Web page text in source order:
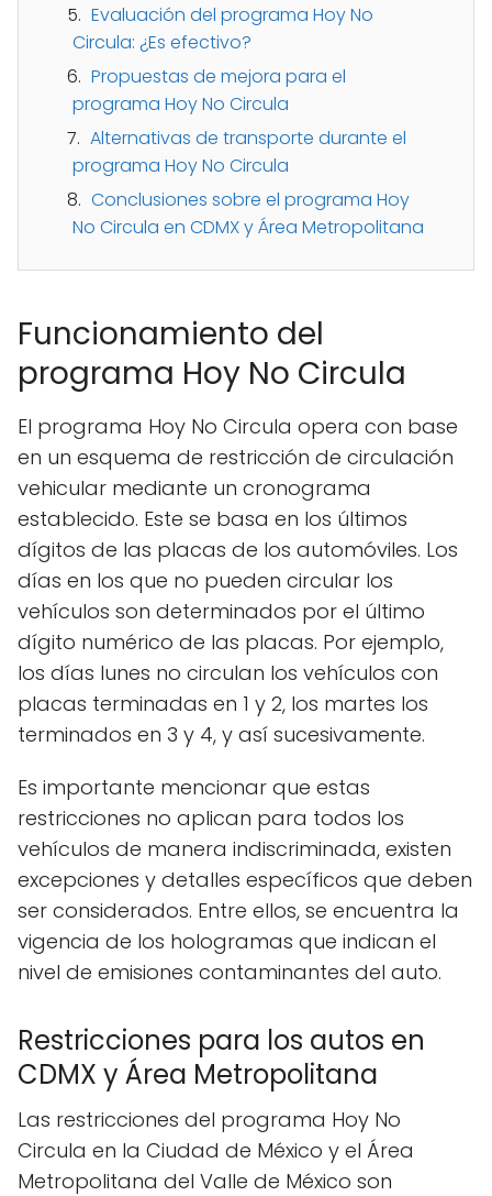
Evaluación del programa Hoy No
Circula: ¿Es efectivo?
Propuestas de mejora para el
programa Hoy No Circula
Alternativas de transporte durante el
programa Hoy No Circula
Conclusiones sobre el programa Hoy
No Circula en CDMX y Área Metropolitana
Funcionamiento del
programa Hoy No Circula
El programa Hoy No Circula opera con base
en un esquema de restricción de circulación
vehicular mediante un cronograma
establecido. Este se basa en los últimos
dígitos de las placas de los automóviles. Los
días en los que no pueden circular los
vehículos son determinados por el último
dígito numérico de las placas. Por ejemplo,
los días lunes no circulan los vehículos con
placas terminadas en 1 y 2, los martes los
terminados en 3 y 4, y así sucesivamente.
Es importante mencionar que estas
restricciones no aplican para todos los
vehículos de manera indiscriminada, existen
excepciones y detalles específicos que deben
ser considerados. Entre ellos, se encuentra la
vigencia de los hologramas que indican el
nivel de emisiones contaminantes del auto.
Restricciones para los autos en
CDMX y Área Metropolitana
Las restricciones del programa Hoy No
Circula en la Ciudad de México y el Área
Metropolitana del Valle de México son